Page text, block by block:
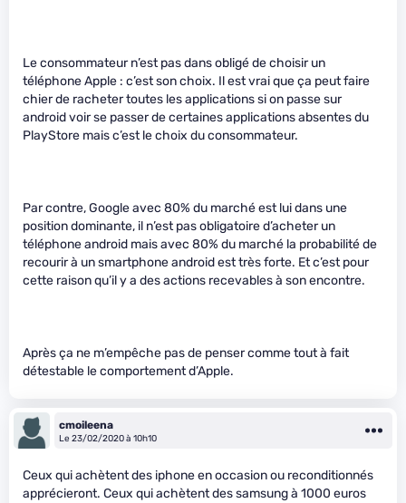
Le consommateur n’est pas dans obligé de choisir un
téléphone Apple : c’est son choix. Il est vrai que ça peut faire
chier de racheter toutes les applications si on passe sur
android voir se passer de certaines applications absentes du
PlayStore mais c’est le choix du consommateur.
Par contre, Google avec 80% du marché est lui dans une
position dominante, il n’est pas obligatoire d’acheter un
téléphone android mais avec 80% du marché la probabilité de
recourir à un smartphone android est très forte. Et c’est pour
cette raison qu’il y a des actions recevables à son encontre.
Après ça ne m’empêche pas de penser comme tout à fait
détestable le comportement d’Apple.
cmoileena
Le 23/02/2020 à 10h10
Ceux qui achètent des iphone en occasion ou reconditionnés
apprécieront. Ceux qui achètent des samsung à 1000 euros